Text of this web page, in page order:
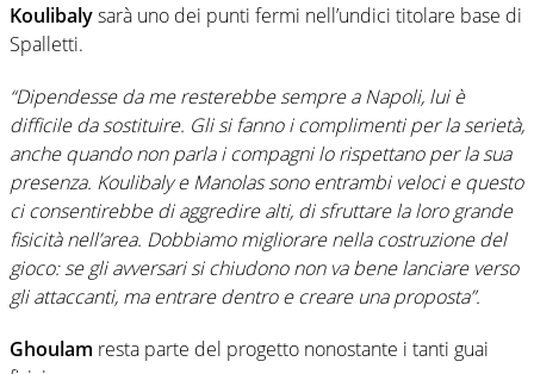
Koulibalysarà uno dei punti fermi nell’undici titolare base di
Spalletti.
“Dipendesse da me resterebbe sempre a Napoli, lui è
difficile da sostituire. Gli si fanno i complimenti per la serietà,
anche quando non parla i compagni lo rispettano per la sua
presenza. Koulibaly e Manolas sono entrambi veloci e questo
ci consentirebbe di aggredire alti, di sfruttare la loro grande
fisicità nell’area. Dobbiamo migliorare nella costruzione del
gioco: se gli avversari si chiudono non va bene lanciare verso
gli attaccanti, ma entrare dentro e creare una proposta”.
Ghoulam resta parte del progetto nonostante i tanti guai